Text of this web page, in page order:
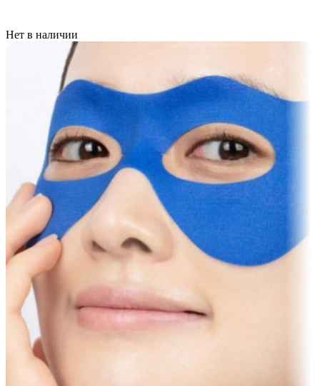
Нет в наличии